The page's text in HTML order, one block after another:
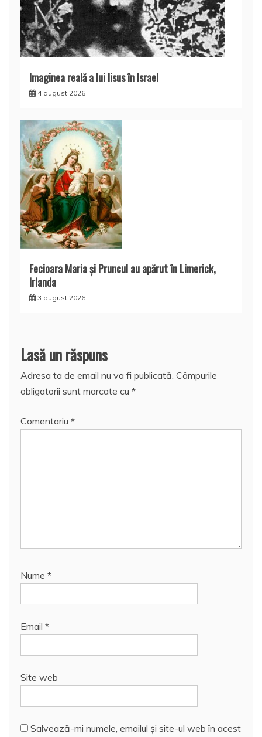
Imaginea reală a lui Iisus în Israel
4 august 2026
Fecioara Maria şi Pruncul au apărut în Limerick,
Irlanda
3 august 2026
Lasă un răspuns
Adresa ta de email nu va fi publicată. Câmpurile
obligatorii sunt marcate cu *
Comentariu *
Nume *
Email *
Site web
Salvează-mi numele, emailul și site-ul web în acest